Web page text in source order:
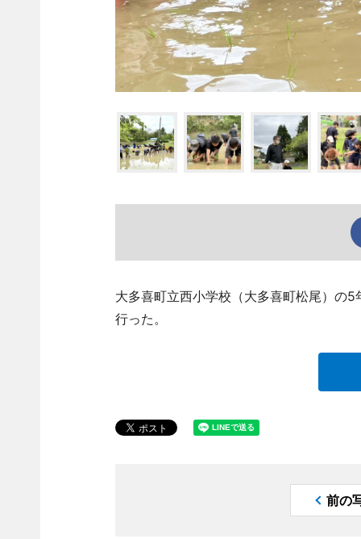
大多喜町立西小学校（大多喜町松尾）の
行った。
前の